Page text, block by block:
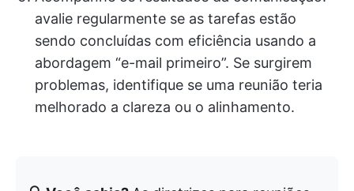
avalie regularmente se as tarefas estão
sendo concluídas com eficiência usando a
abordagem “e-mail primeiro”. Se surgirem
problemas, identifique se uma reunião teria
melhorado a clareza ou o alinhamento.